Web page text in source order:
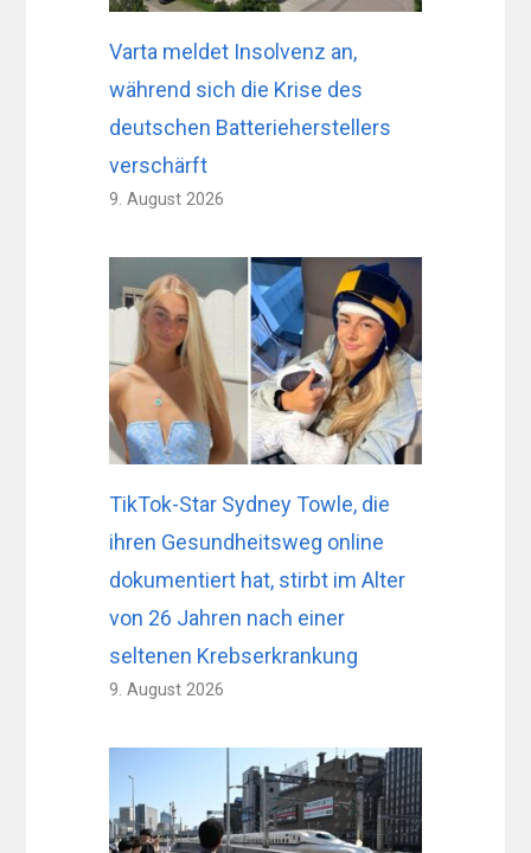
Varta meldet Insolvenz an,
während sich die Krise des
deutschen Batterieherstellers
verschärft
9. August 2026
TikTok-Star Sydney Towle, die
ihren Gesundheitsweg online
dokumentiert hat, stirbt im Alter
von 26 Jahren nach einer
seltenen Krebserkrankung
9. August 2026